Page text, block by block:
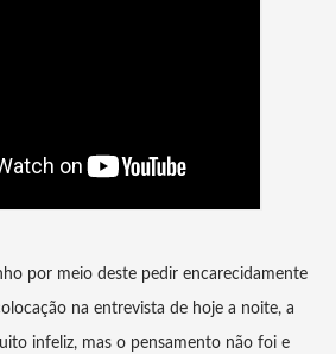
por meio deste pedir encarecidamente
na entrevista de hoje a noite, a
infeliz, mas o pensamento não foi e